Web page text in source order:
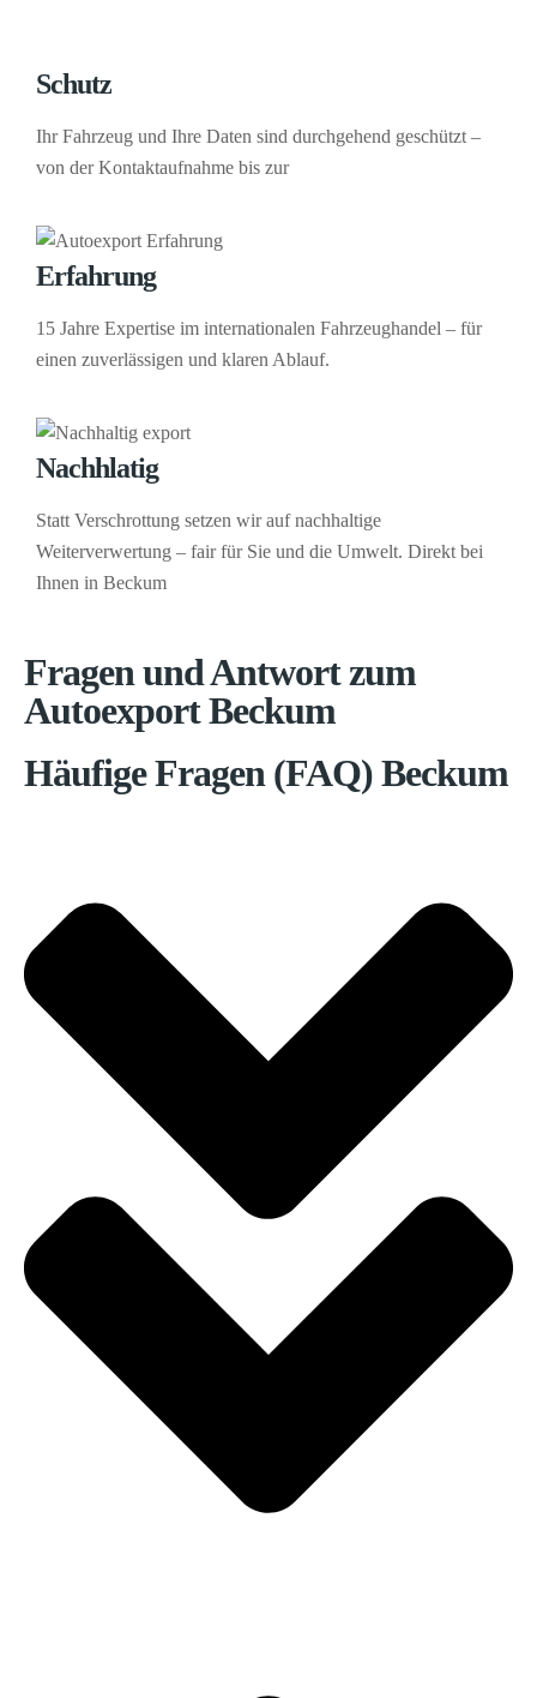
Fragen und Antwort zum
Autoexport Beckum
Häufige Fragen (FAQ) Beckum
Schutz
Ihr Fahrzeug und Ihre Daten sind durchgehend geschützt –
von der Kontaktaufnahme bis zur
Erfahrung
15 Jahre Expertise im internationalen Fahrzeughandel – für
einen zuverlässigen und klaren Ablauf.
Nachhlatig
Statt Verschrottung setzen wir auf nachhaltige
Weiterverwertung – fair für Sie und die Umwelt. Direkt bei
Ihnen in Beckum